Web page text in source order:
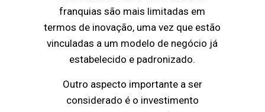
franquias são mais limitadas em
termos de inovação, uma vez que estão
vinculadas a um modelo de negócio já
estabelecido e padronizado.
Outro aspecto importante a ser
considerado é o investimento